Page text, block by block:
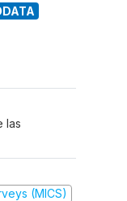
las
(MICS)